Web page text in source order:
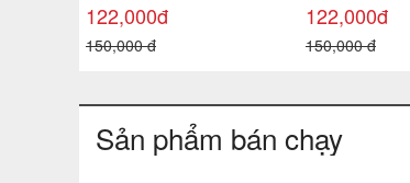
122,000đ
150,000 đ
122,000đ
150,000 đ
Sản phẩm bán chạy